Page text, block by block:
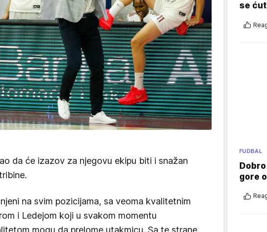
da će izazov za njegovu ekipu biti i snažan
na svim pozicijama, sa veoma kvalitetnim
i Ledejom koji u svakom momentu
mogu da prelome utakmicu. Sa te strane,
se
FUDBAL
gore